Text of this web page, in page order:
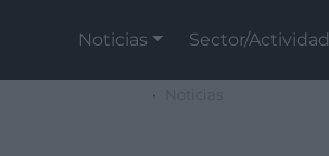
Noticias Sector/Actividad